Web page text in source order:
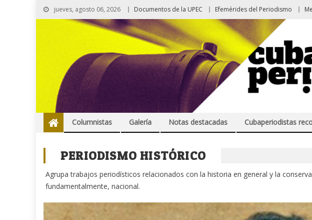
jueves, agosto 06, 2026 Documentos de la UPEC Efemérides del Periodismo
Columnistas Galería Notas destacadas Cubaperiodistas
PERIODISMO HISTÓRICO
Agrupa trabajos periodísticos relacionados con la historia en general y la
fundamentalmente, nacional.